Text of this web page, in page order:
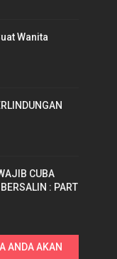
Wanita
CUBA
: PART
ANDA AKAN